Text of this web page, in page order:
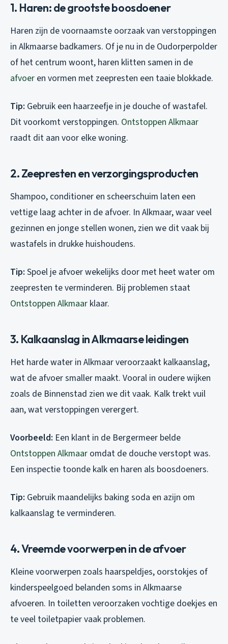
1. Haren: de grootste boosdoener
Haren zijn de voornaamste oorzaak van verstoppingen
in Alkmaarse badkamers. Of je nu in de Oudorperpolder
of het centrum woont, haren klitten samen in de
afvoer en vormen met zeepresten een taaie blokkade.
Tip: Gebruik een haarzeefje in je douche of wastafel.
Dit voorkomt verstoppingen. Ontstoppen Alkmaar
raadt dit aan voor elke woning.
2. Zeepresten en verzorgingsproducten
Shampoo, conditioner en scheerschuim laten een
vettige laag achter in de afvoer. In Alkmaar, waar veel
gezinnen en jonge stellen wonen, zien we dit vaak bij
wastafels in drukke huishoudens.
Tip: Spoel je afvoer wekelijks door met heet water om
zeepresten te verminderen. Bij problemen staat
Ontstoppen Alkmaar klaar.
3. Kalkaanslag in Alkmaarse leidingen
Het harde water in Alkmaar veroorzaakt kalkaanslag,
wat de afvoer smaller maakt. Vooral in oudere wijken
zoals de Binnenstad zien we dit vaak. Kalk trekt vuil
aan, wat verstoppingen verergert.
Voorbeeld: Een klant in de Bergermeer belde
Ontstoppen Alkmaar omdat de douche verstopt was.
Een inspectie toonde kalk en haren als boosdoeners.
Tip: Gebruik maandelijks baking soda en azijn om
kalkaanslag te verminderen.
4. Vreemde voorwerpen in de afvoer
Kleine voorwerpen zoals haarspeldjes, oorstokjes of
kinderspeelgoed belanden soms in Alkmaarse
afvoeren. In toiletten veroorzaken vochtige doekjes en
te veel toiletpapier vaak problemen.